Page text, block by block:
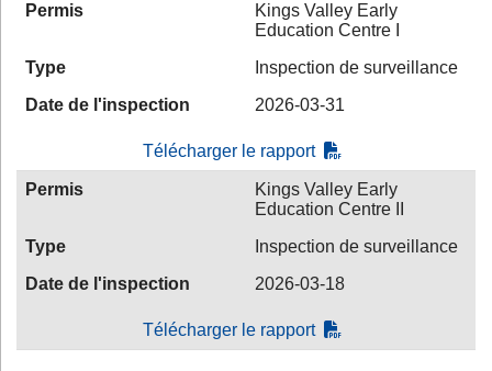
Permis
Kings Valley Early
Education Centre I
Type
Inspection de surveillance
Date de l'inspection
2026-03-31
Télécharger le rapport
Permis
Kings Valley Early
Education Centre II
Type
Inspection de surveillance
Date de l'inspection
2026-03-18
Télécharger le rapport